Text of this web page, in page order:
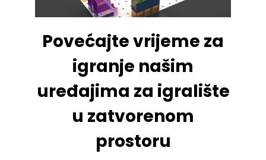
Povećajte vrijeme za
igranje našim
uređajima za igralište
u zatvorenom
prostoru